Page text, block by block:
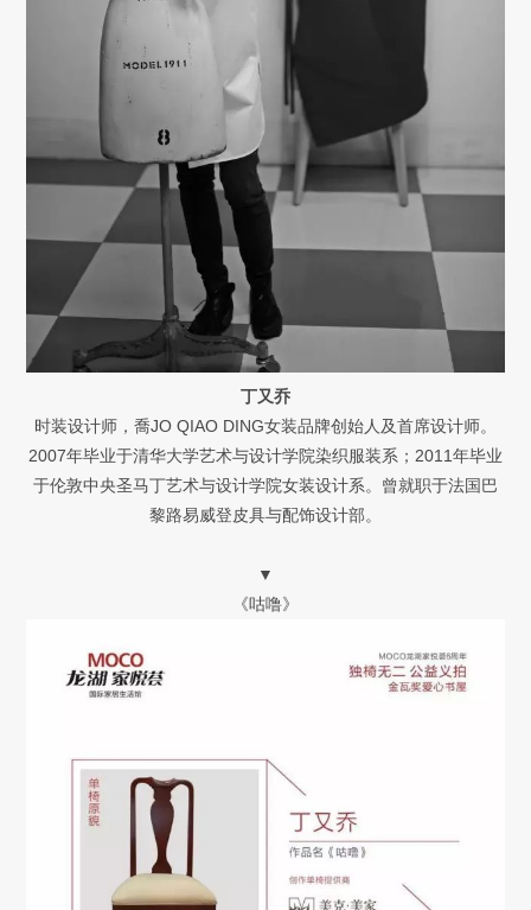
丁又乔
时装设计师，喬JO QIAO DING女装品牌创始人及首席设计师。
2007年毕业于清华大学艺术与设计学院染织服装系；2011年毕业
于伦敦中央圣马丁艺术与设计学院女装设计系。曾就职于法国巴
黎路易威登皮具与配饰设计部。
▼
《咕噜》